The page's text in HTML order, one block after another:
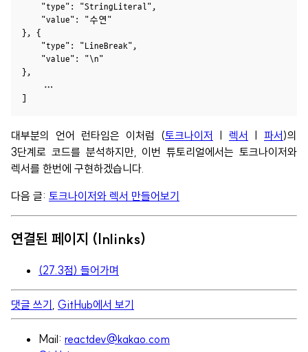
    "type": "StringLiteral",
    "value": "수연"
}, {
    "type": "LineBreak",
    "value": "\n"
},
    ...
대부분의 언어 런타임은 이처럼 (토크나이저 렉서 파서)의
3단계로 코드를 분석하지만, 이번 튜토리얼에서는 토크나이저와
렉서를 한번에 구현하겠습니다.
다음 글: 토크나이저와 렉서 만들어보기
연결된 페이지 (Inlinks)
(27.3점) 들어가며
댓글 쓰기 GitHub에서 보기
Mail: reactdev@kakao.com